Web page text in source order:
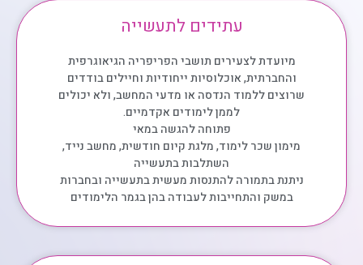
עתידים לתעשייה
מיועדת לצעירים תושבי הפריפריה הגיאוגרפית
והחברתית, אוכלוסיות ייחודיות וחיילים בודדים
שרוצים ללמוד הנדסה או מדעי המחשב, ולא יכולים
לממן לימודים אקדמיים.
פתוחה להגשה במאי
מימון שכר לימוד, מלגת קיום חודשית, מחשב נייד,
השתלבות בתעשייה
ניתנת בתמורה להתנסות מעשית בתעשייה ובחברות
במשק והתחייבות לעבודה בהן בגמר הלימודים